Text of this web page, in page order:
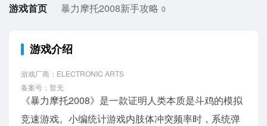
游戏首页 暴力摩托2008新手攻略 0
游戏介绍
游戏厂商：ELECTRONIC ARTS
备案号：暂无
《暴力摩托2008》是一款证明人类本质是斗鸡的模拟
竞速游戏。小编统计游戏内肢体冲突频率时，系统弹